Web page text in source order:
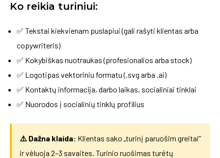
Ko reikia turiniui:
✅ Tekstai kiekvienam puslapiui (gali rašyti klientas arba
copywriteris)
✅ Kokybiškas nuotraukas (profesionalios arba stock)
✅ Logotipas vektoriniu formatu (.svg arba .ai)
✅ Kontaktų informacija, darbo laikas, socialiniai tinklai
✅ Nuorodos į socialinių tinklų profilius
⚠️ Dažna klaida: Klientas sako „turinį paruošim greitai”
ir vėluoja 2–3 savaites. Turinio ruošimas turėtų